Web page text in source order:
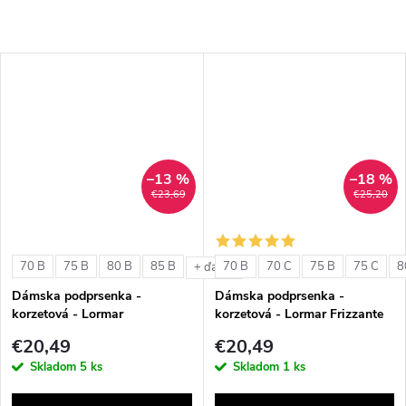
€23,69
–13 %
70 B 75 B 80 B 85 B + ďalšie
Dámska podprsenka -
korzetová - Lormar
€20,49
Skladom 5 ks
€25,20
–18 %
70 B 70 C 75 B 75 C
Dámska podprsenka -
korzetová - Lormar Frizzante
€20,49
Skladom 1 ks